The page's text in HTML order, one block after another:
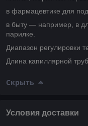
в фармацевтике для
в быту — например, в
парилке.
Диапазон регулировки
Длина капиллярной
Скрыть
Условия доставки